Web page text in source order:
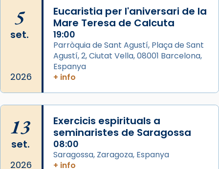
📸 J. Merino
Photo
View on Facebook ·
Arquebisbat de Barcelona
de Barcelona.
2 weeks ago
comitè organitzador de la visita apostòlica
del Sant Pare Lleó XIV a Barcelona, i als
col·laboradors, a la Catedral de Barcelona.
L’arquebisbe de Barcelona, el cardenal Joan
5
set.
2026
Eucaristia per l'aniversari de la
Mare Teresa de Calcuta
19:00
Parròquia de Sant Agustí, Plaça de Sant
Agustí, 2, Ciutat Vella, 08001 Barcelona,
Espanya
+ info
13
set.
2026
Exercicis espirituals a
seminaristes de Saragossa
08:00
Saragossa, Zaragoza, Espanya
+ info